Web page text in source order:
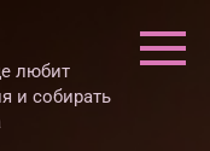
любит
и собирать